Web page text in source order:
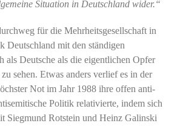
Situation in Deutschland wider.“
für die Mehrheitsgesellschaft in
Deutschland mit den ständigen
als Deutsche als die eigentlichen Opfer
sehen. Etwas anders verlief es in der
Not im Jahr 1988 ihre offen anti-
Politik relativierte, indem sich
Siegmund Rotstein und Heinz Galinski